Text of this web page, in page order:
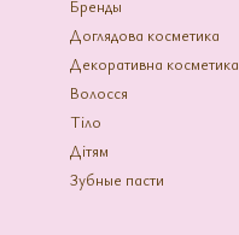
Бренды
Доглядова косметика
Декоративна косметика
Волосся
Тіло
Дітям
Зубные пасти